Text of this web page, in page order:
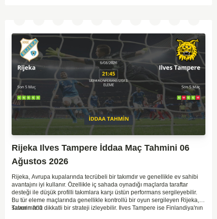
Rijeka Ilves Tampere İddaa Maç Tahmini 06
Ağustos 2026
Rijeka, Avrupa kupalarında tecrübeli bir takımdır ve genellikle ev sahibi
avantajını iyi kullanır. Özellikle iç sahada oynadığı maçlarda taraftar
desteği ile düşük profilli takımlara karşı üstün performans sergileyebilir.
Bu tür eleme maçlarında genellikle kontrollü bir oyun sergileyen Rijeka,
savunmada dikkatli bir strateji izleyebilir. Ilves Tampere ise Finlandiya'nın
Tahmin IY 0